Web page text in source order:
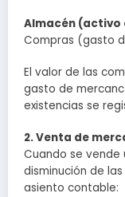
Almacén (activo
Compras (gasto
El valor de las
gasto de
existencias se
2. Venta de
Cuando se vende
disminución de
asiento contable: